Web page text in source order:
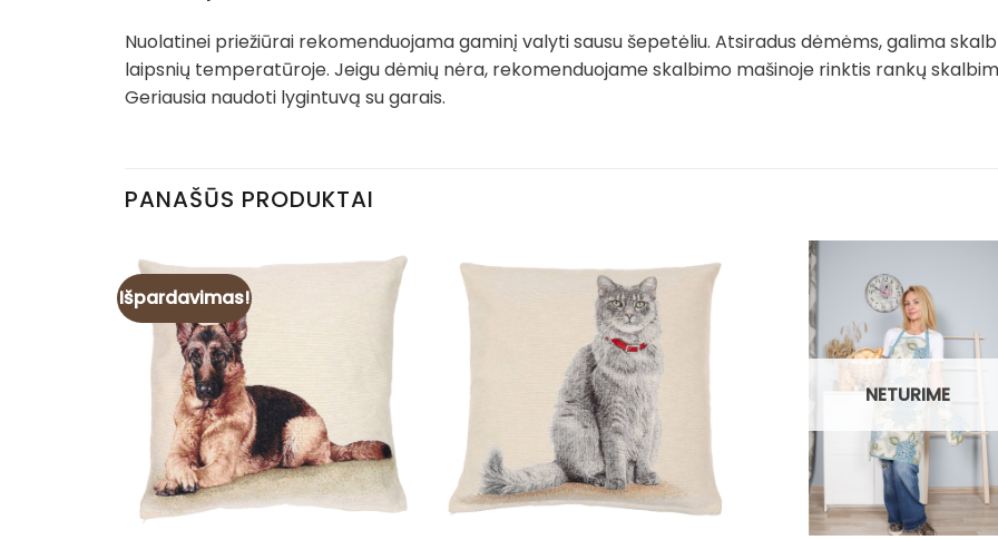
Nuolatinei priežiūrai rekomenduojama gaminį valyti sausu šepetėliu. Atsiradus dėmėms, galima
laipsnių temperatūroje. Jeigu dėmių nėra, rekomenduojame skalbimo mašinoje rinktis rankų
Geriausia naudoti lygintuvą su garais.
PANAŠŪS PRODUKTAI
Išpardavimas!
NETURIME